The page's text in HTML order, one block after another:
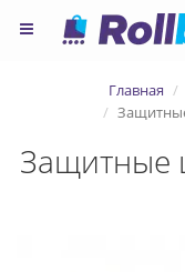
Главная
Защитные